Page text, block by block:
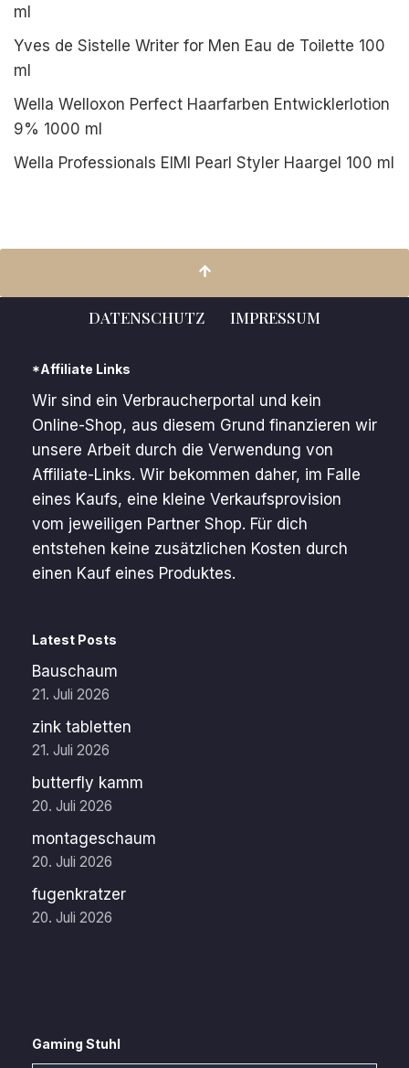
ml
Yves de Sistelle Writer for Men Eau de Toilette 100
ml
Wella Welloxon Perfect Haarfarben Entwicklerlotion
9% 1000 ml
Wella Professionals EIMI Pearl Styler Haargel 100 ml
DATENSCHUTZ IMPRESSUM
*Affiliate Links
Wir sind ein Verbraucherportal und kein
Online-Shop, aus diesem Grund finanzieren wir
unsere Arbeit durch die Verwendung von
Affiliate-Links. Wir bekommen daher, im Falle
eines Kaufs, eine kleine Verkaufsprovision
vom jeweiligen Partner Shop. Für dich
entstehen keine zusätzlichen Kosten durch
einen Kauf eines Produktes.
Latest Posts
Bauschaum
21. Juli 2026
zink tabletten
21. Juli 2026
butterfly kamm
20. Juli 2026
montageschaum
20. Juli 2026
fugenkratzer
20. Juli 2026
Gaming Stuhl